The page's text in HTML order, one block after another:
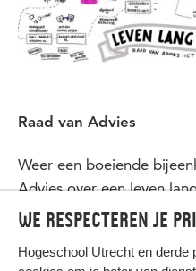
We respecteren je
Hogeschool Utrecht en derde
Raad van Advies
Weer een boeiende
Advies over een leven
onderwijs.